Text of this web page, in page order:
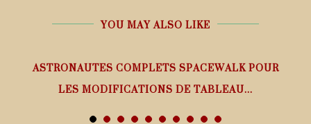
YOU MAY ALSO LIKE
ASTRONAUTES COMPLETS SPACEWALK POUR
LES MODIFICATIONS DE TABLEAU...